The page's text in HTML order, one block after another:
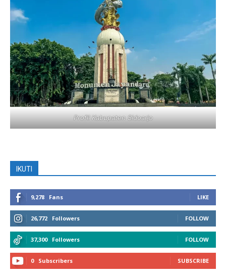
Profil Kabupaten Sidoarjo
IKUTI
9,278 Fans LIKE
26,772 Followers FOLLOW
37,300 Followers FOLLOW
0 Subscribers SUBSCRIBE